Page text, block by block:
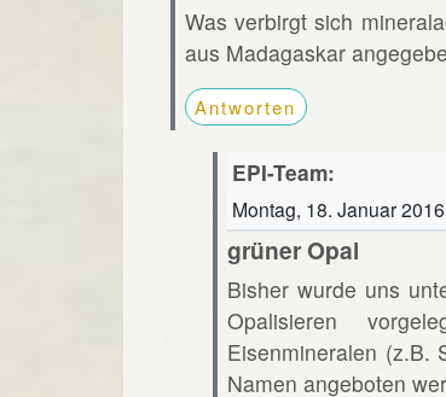
Was verbirgt sich
aus Madagaskar
Antworten
EPI-Team:
Montag, 18. Januar
grüner Opal
Bisher wurde uns
Opalisieren
Eisenmineralen (z.B.
Namen angeboten